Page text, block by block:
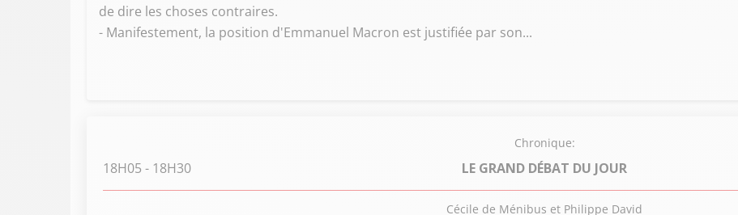
de dire les choses contraires.
- Manifestement, la position d'Emmanuel Macron est justifiée par son...
Chronique:
18H05 - 18H30 LE GRAND DÉBAT DU JOUR
Cécile de Ménibus et Philippe David